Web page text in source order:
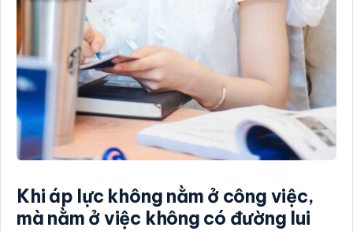
Khi áp lực không nằm ở công việc,
mà nằm ở việc không có đường lui